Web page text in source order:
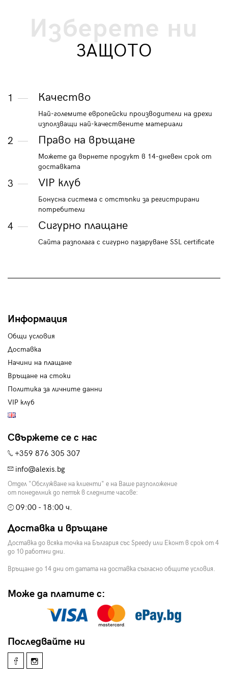
Изберете ни
ЗАЩОТО
1 Качество
Най-големите европейски производители на дрехи
използващи най-качествените материали
2 Право на връщане
Можете да върнете продукт в 14-дневен срок от
доставката
3 VIP клуб
Бонусна система с отстъпки за регистрирани
потребители
4 Сигурно плащане
Сайта разполага с сигурно пазаруване SSL certificate
Информация
Общи условия
Доставка
Начини на плащане
Връщане на стоки
Политика за личните данни
VIP клуб
Свържете се с нас
+359 876 305 307
info@alexis.bg
Отдел "Обслужване на клиенти" е на Ваше разположение
от понеделник до петък в следните часове:
09:00 - 18:00 ч.
Доставка и връщане
Доставка до всяка точка на България със Speedy или Еконт в срок от 4
до 10 работни дни.
Връщане до 14 дни от датата на доставка съгласно общите условия.
Може да платите с:
Последвайте ни